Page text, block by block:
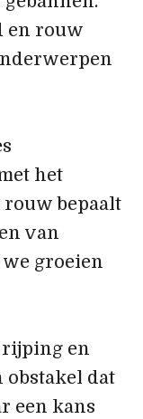
en rouw
het
rouw bepaalt
van
we groeien
rijping en
obstakel dat
een kans